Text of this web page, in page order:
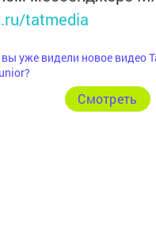
tatmedia
на нашTelegram-
уже видели новое видео
Cмотреть